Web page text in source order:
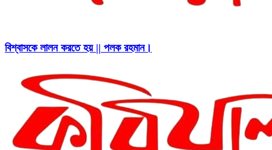
বিশ্বাসকে লালন করতে হয় || পলক রহমান।